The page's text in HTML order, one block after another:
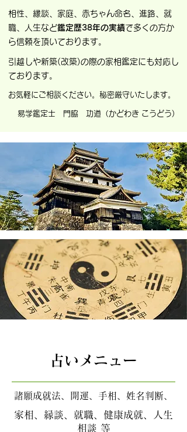
相性、縁談、家庭、赤ちゃん命名、進路、就
職、人生など鑑定歴38年の実績で多くの方か
ら信頼を頂いております。
引越しや新築(改築)の際の家相鑑定にも対応し
ております。
​お気軽にご相談ください。秘密厳守いたします。
易学鑑定士 門脇 功道（かどわき こうどう)
占いメニュー
諸願成就法、開運、手相、姓名判断、
家相、縁談、就職、健康成就、人生
相談 等